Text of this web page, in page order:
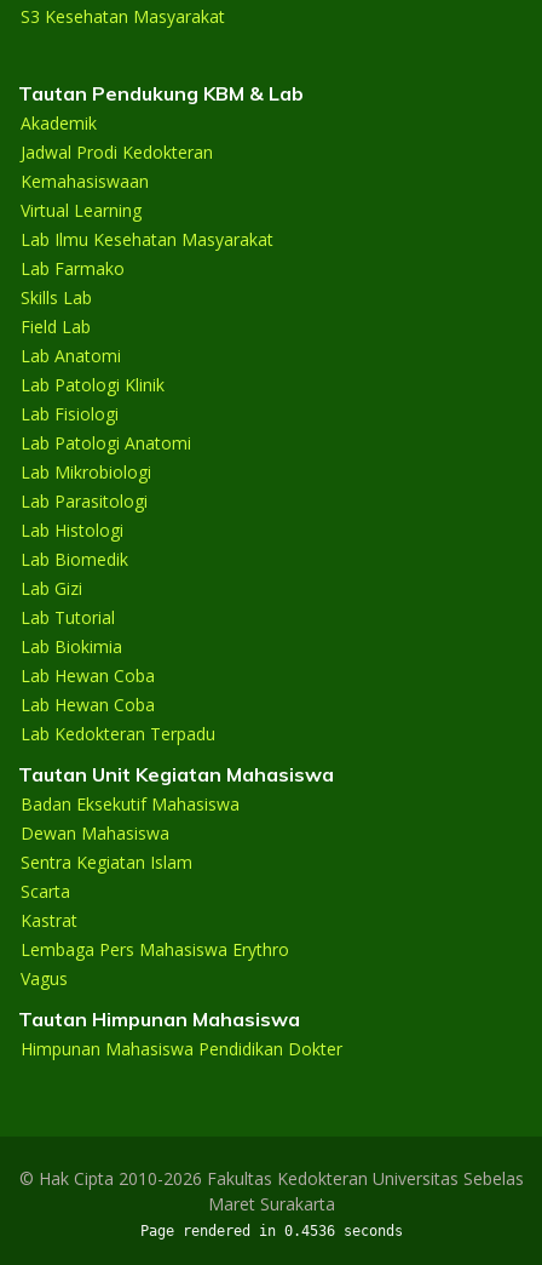
S3 Kesehatan Masyarakat
Tautan Pendukung KBM & Lab
Akademik
Jadwal Prodi Kedokteran
Kemahasiswaan
Virtual Learning
Lab Ilmu Kesehatan Masyarakat
Lab Farmako
Skills Lab
Field Lab
Lab Anatomi
Lab Patologi Klinik
Lab Fisiologi
Lab Patologi Anatomi
Lab Mikrobiologi
Lab Parasitologi
Lab Histologi
Lab Biomedik
Lab Gizi
Lab Tutorial
Lab Biokimia
Lab Hewan Coba
Lab Hewan Coba
Lab Kedokteran Terpadu
Tautan Unit Kegiatan Mahasiswa
Badan Eksekutif Mahasiswa
Dewan Mahasiswa
Sentra Kegiatan Islam
Scarta
Kastrat
Lembaga Pers Mahasiswa Erythro
Vagus
Tautan Himpunan Mahasiswa
Himpunan Mahasiswa Pendidikan Dokter
© Hak Cipta 2010-2026 Fakultas Kedokteran Universitas Sebelas
Maret Surakarta
Page rendered in 0.4536 seconds